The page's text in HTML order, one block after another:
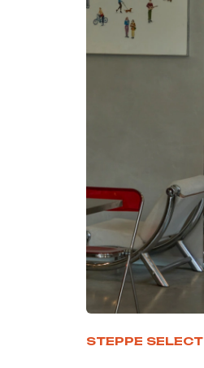
STEPPE SELECT